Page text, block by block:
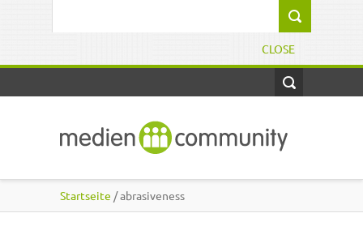
CLOSE
Startseite / abrasiveness